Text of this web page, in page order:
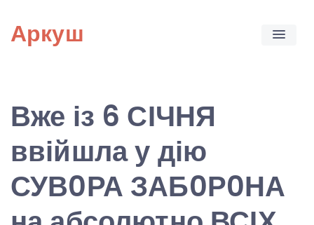
content
Аркуш
Вже із 6 СІЧНЯ
ввійшла у дію
СУВ0РА ЗАБ0Р0НА